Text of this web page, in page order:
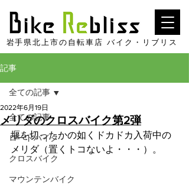
​岩手県北上市の自転車店 バイク・リブリス
記事
全ての記事
ロードバイク
クロスバイク
マウンテンバイク
全ての記事
メリダのクロスバイク第2弾
2022年6月19日
堰を切ったかの如くドカドカ入荷中の
メリダ（置くトコないよ・・・）。